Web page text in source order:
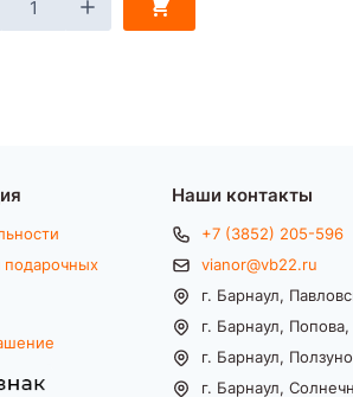
подарочных
Наши контакты
+7 (3852) 205-596
vianor@vb22.ru
г. Барнаул,
г. Барнаул, Попова,
г. Барнаул,
г. Барнаул,